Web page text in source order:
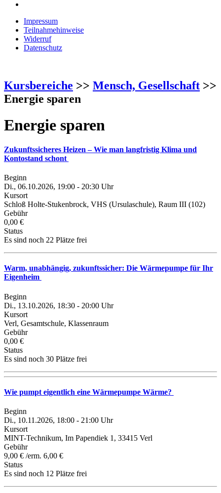
Impressum
Teilnahmehinweise
Widerruf
Datenschutz
Kursbereiche >> Mensch, Gesellschaft >>
Energie sparen
Energie sparen
Zukunftssicheres Heizen – Wie man langfristig Klima und
Kontostand schont
Beginn
Di., 06.10.2026, 19:00 - 20:30 Uhr
Kursort
Schloß Holte-Stukenbrock, VHS (Ursulaschule), Raum III (102)
Gebühr
0,00 €
Status
Es sind noch 22 Plätze frei
Warm, unabhängig, zukunftssicher: Die Wärmepumpe für Ihr
Eigenheim
Beginn
Di., 13.10.2026, 18:30 - 20:00 Uhr
Kursort
Verl, Gesamtschule, Klassenraum
Gebühr
0,00 €
Status
Es sind noch 30 Plätze frei
Wie pumpt eigentlich eine Wärmepumpe Wärme?
Beginn
Di., 10.11.2026, 18:00 - 21:00 Uhr
Kursort
MINT-Technikum, Im Papendiek 1, 33415 Verl
Gebühr
9,00 € /erm. 6,00 €
Status
Es sind noch 12 Plätze frei